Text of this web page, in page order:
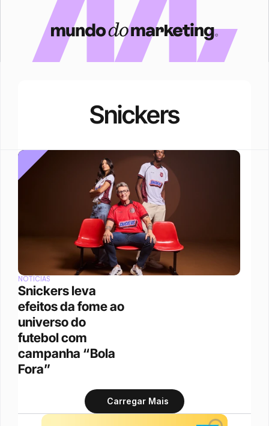
Snickers
NOTÍCIAS
Snickers leva
efeitos da fome ao
universo do
futebol com
campanha “Bola
Fora”
Carregar Mais